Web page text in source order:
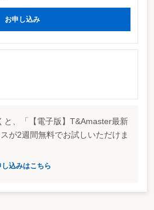
ら議決権基準に
おいて、他の株式会社の総株主の議決権の
決権数に含めてカウント
議決権とする旨規定された（商法２１１条の
正に合わせ、「議決権の合計数」及び「議
部の事項について議決権を行使できない株式
を明らかにした（185（注）2、188－5、
び不動産投資信託証券の評価を定めている
お申し込み
と、「【電子版】T&Amaster最新
が2週間無料でお試しいただけま
込みはこちら